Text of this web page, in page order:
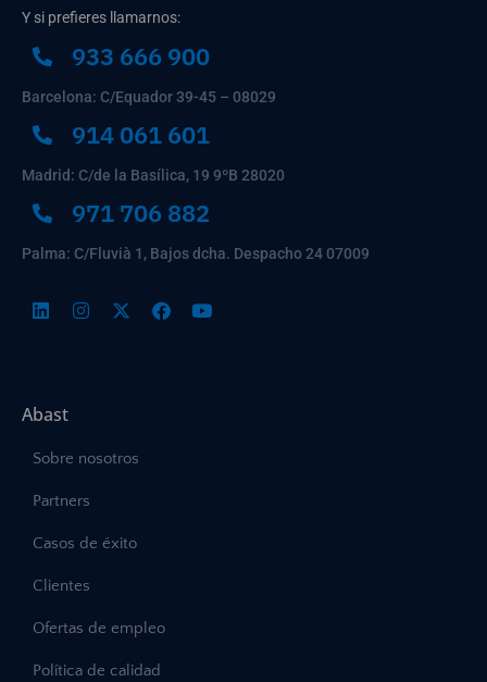
Y si prefieres llamarnos:
933 666 900
Barcelona: C/Equador 39-45 – 08029
914 061 601
Madrid: C/de la Basílica, 19 9ºB 28020
971 706 882
Palma: C/Fluvià 1, Bajos dcha. Despacho 24 07009
Abast
Sobre nosotros
Partners
Casos de éxito
Clientes
Ofertas de empleo
Política de calidad